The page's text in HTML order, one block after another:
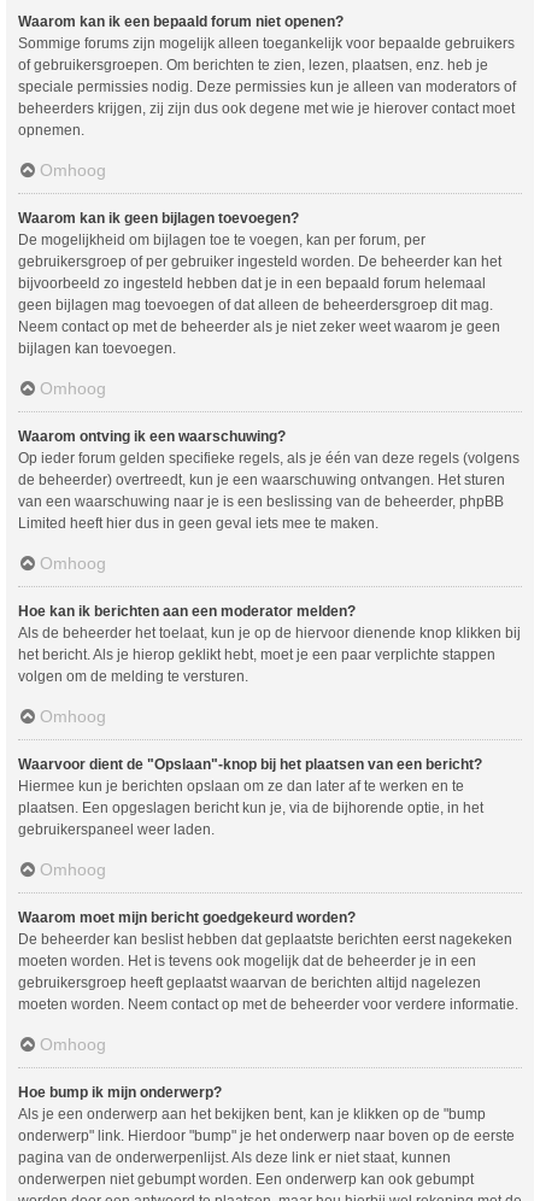
Waarom kan ik een bepaald forum niet openen?
Sommige forums zijn mogelijk alleen toegankelijk voor bepaalde gebruikers
of gebruikersgroepen. Om berichten te zien, lezen, plaatsen, enz. heb je
speciale permissies nodig. Deze permissies kun je alleen van moderators of
beheerders krijgen, zij zijn dus ook degene met wie je hierover contact moet
opnemen.
Omhoog
Waarom kan ik geen bijlagen toevoegen?
De mogelijkheid om bijlagen toe te voegen, kan per forum, per
gebruikersgroep of per gebruiker ingesteld worden. De beheerder kan het
bijvoorbeeld zo ingesteld hebben dat je in een bepaald forum helemaal
geen bijlagen mag toevoegen of dat alleen de beheerdersgroep dit mag.
Neem contact op met de beheerder als je niet zeker weet waarom je geen
bijlagen kan toevoegen.
Omhoog
Waarom ontving ik een waarschuwing?
Op ieder forum gelden specifieke regels, als je één van deze regels (volgens
de beheerder) overtreedt, kun je een waarschuwing ontvangen. Het sturen
van een waarschuwing naar je is een beslissing van de beheerder, phpBB
Limited heeft hier dus in geen geval iets mee te maken.
Omhoog
Hoe kan ik berichten aan een moderator melden?
Als de beheerder het toelaat, kun je op de hiervoor dienende knop klikken bij
het bericht. Als je hierop geklikt hebt, moet je een paar verplichte stappen
volgen om de melding te versturen.
Omhoog
Waarvoor dient de "Opslaan"-knop bij het plaatsen van een bericht?
Hiermee kun je berichten opslaan om ze dan later af te werken en te
plaatsen. Een opgeslagen bericht kun je, via de bijhorende optie, in het
gebruikerspaneel weer laden.
Omhoog
Waarom moet mijn bericht goedgekeurd worden?
De beheerder kan beslist hebben dat geplaatste berichten eerst nagekeken
moeten worden. Het is tevens ook mogelijk dat de beheerder je in een
gebruikersgroep heeft geplaatst waarvan de berichten altijd nagelezen
moeten worden. Neem contact op met de beheerder voor verdere informatie.
Omhoog
Hoe bump ik mijn onderwerp?
Als je een onderwerp aan het bekijken bent, kan je klikken op de "bump
onderwerp" link. Hierdoor "bump" je het onderwerp naar boven op de eerste
pagina van de onderwerpenlijst. Als deze link er niet staat, kunnen
onderwerpen niet gebumpt worden. Een onderwerp kan ook gebumpt